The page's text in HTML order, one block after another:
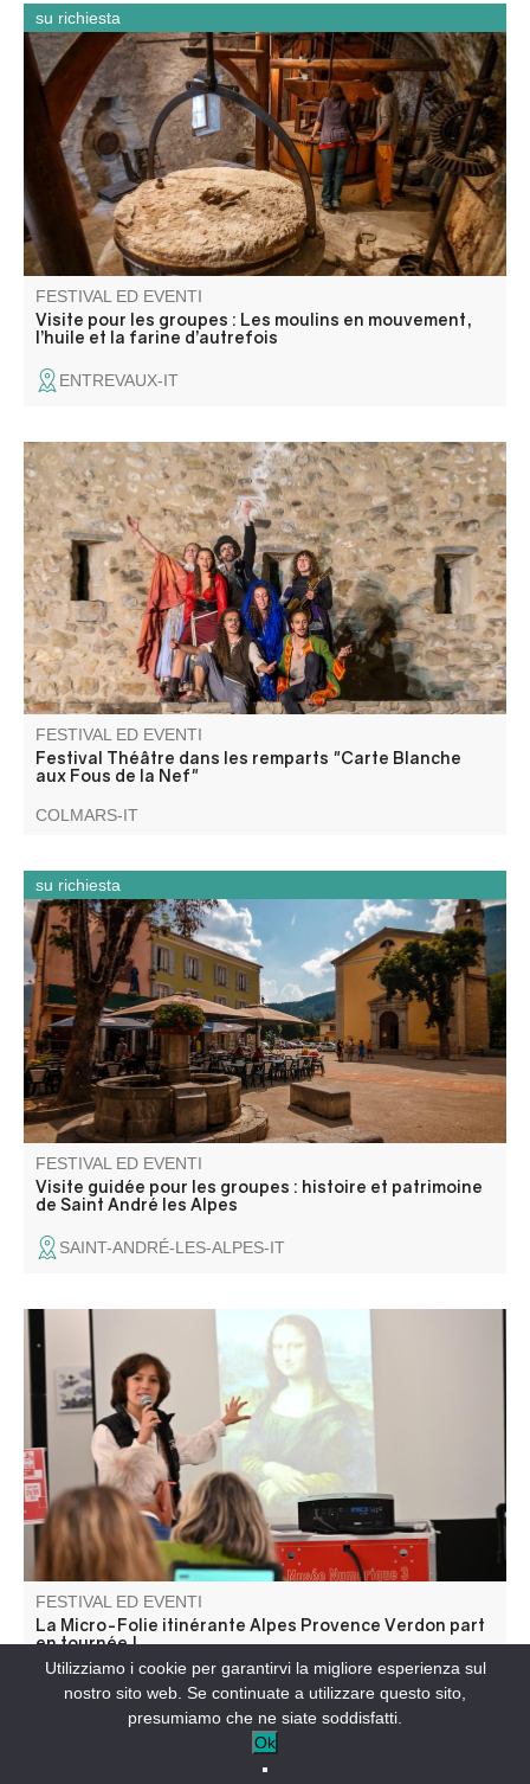
Visitate gli antichi mulini per l'olio e la farina alimentati dal
fiume Chalvagne a Entrevaux.
FESTIVAL ED EVENTI
Visite pour les groupes : Les moulins en mouvement,
l’huile et la farine d’autrefois
su richiesta
ENTREVAUX-IT
Une seconde occasion de découvrir les talentueux jeunes
artistes interprètes et créateurs à travers des propositions
diverses, scènes de théâtre, marionnettes…
FESTIVAL ED EVENTI
Festival Théâtre dans les remparts "Carte Blanche
aux Fous de la Nef"
COLMARS-IT
À travers le centre ancien, les canaux et les anciens sites
industriels, cette visite guidée retrace l’évolution de Saint-
André-les-Alpes, village-carrefour façonné par l’eau, les
échanges et les activités humaines, du Moyen Âge à
l’époque contemporaine.
FESTIVAL ED EVENTI
Visite guidée pour les groupes : histoire et patrimoine
de Saint André les Alpes
su richiesta
SAINT-ANDRÉ-LES-ALPES-IT
La Micro-Folie itinérante Alpes Provence Verdon s'installe
à Entrevaux ! La Micro-Folie c'est un musée numérique,
un espace de réalité virtuelle, un fablab et une
ludothèque. Une programmation riche et ludique vous
attend pour petits et grands.
FESTIVAL ED EVENTI
La Micro-Folie itinérante Alpes Provence Verdon part
en tournée !
ENTREVAUX-IT
Utilizziamo i cookie per garantirvi la migliore esperienza sul
nostro sito web. Se continuate a utilizzare questo sito,
presumiamo che ne siate soddisfatti.
Ok